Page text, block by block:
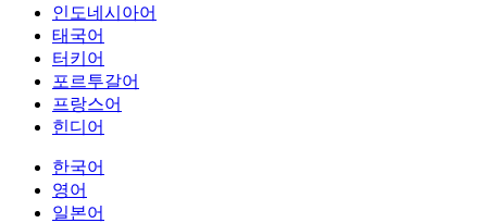
인도네시아어
태국어
터키어
포르투갈어
프랑스어
힌디어
한국어
영어
일본어